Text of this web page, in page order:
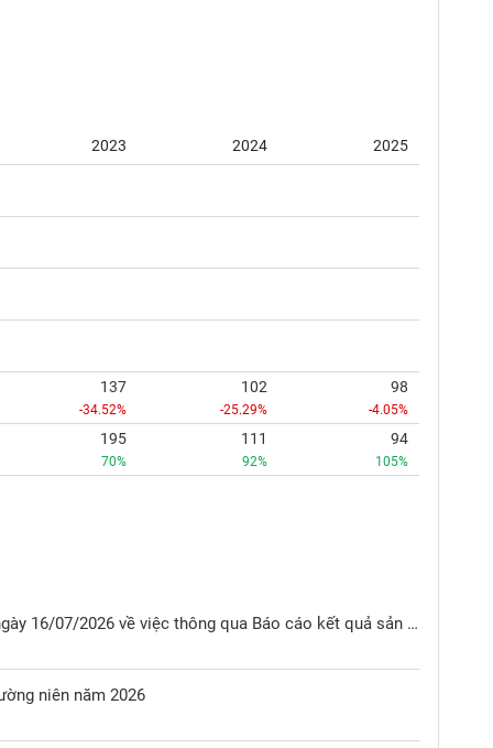
2023 2024
2025
137
-34.52%
102
-25.29%
98
-4.05%
195
70%
111
92%
94
105%
Nghị quyết HĐQT số 04/NQ-HĐQT ngày 16/07/2026 về việc thông qua Báo cáo kết quả sản xuất kinh doanh Quý II/2026, 6 tháng đầu năm 2026 và nhiệm vụ sản xuất kinh doanh 6 tháng cuối năm 2026
niên năm 2026